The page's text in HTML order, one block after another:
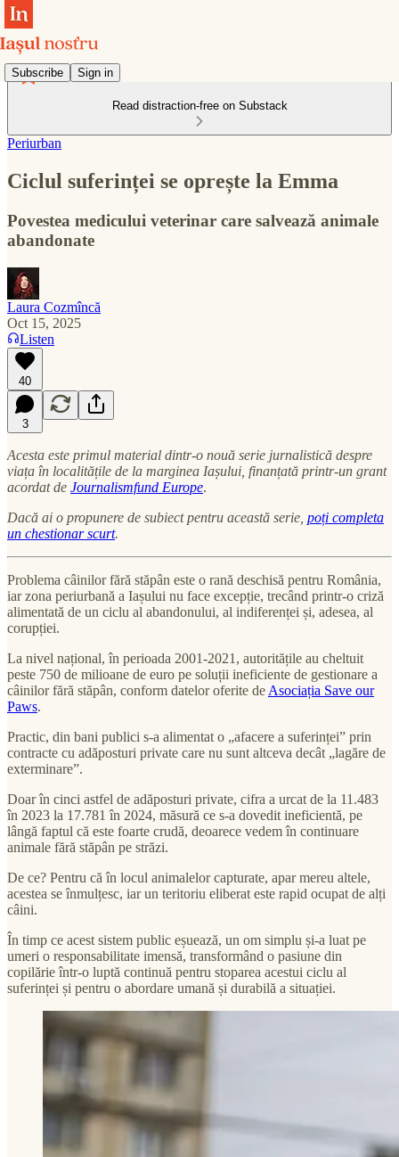
Subscribe Sign in
Read distraction-free on Substack
Periurban
Ciclul suferinței se oprește la Emma
Povestea medicului veterinar care salvează animale
abandonate
Laura Cozmîncă
Oct 15, 2025
Listen
40
3
Acesta este primul material dintr-o nouă serie jurnalistică despre
viața în localitățile de la marginea Iașului, finanțată printr-un grant
acordat de Journalismfund Europe.
Dacă ai o propunere de subiect pentru această serie, poți completa
un chestionar scurt.
Problema câinilor fără stăpân este o rană deschisă pentru România,
iar zona periurbană a Iașului nu face excepție, trecând printr-o criză
alimentată de un ciclu al abandonului, al indiferenței și, adesea, al
corupției.
La nivel național, în perioada 2001-2021, autoritățile au cheltuit
peste 750 de milioane de euro pe soluții ineficiente de gestionare a
câinilor fără stăpân, conform datelor oferite de Asociația Save our
Paws.
Practic, din bani publici s-a alimentat o „afacere a suferinței” prin
contracte cu adăposturi private care nu sunt altceva decât „lagăre de
exterminare”.
Doar în cinci astfel de adăposturi private, cifra a urcat de la 11.483
în 2023 la 17.781 în 2024, măsură ce s-a dovedit ineficientă, pe
lângă faptul că este foarte crudă, deoarece vedem în continuare
animale fără stăpân pe străzi.
De ce? Pentru că în locul animalelor capturate, apar mereu altele,
acestea se înmulțesc, iar un teritoriu eliberat este rapid ocupat de alți
câini.
În timp ce acest sistem public eșuează, un om simplu și-a luat pe
umeri o responsabilitate imensă, transformând o pasiune din
copilărie într-o luptă continuă pentru stoparea acestui ciclu al
suferinței și pentru o abordare umană și durabilă a situației.